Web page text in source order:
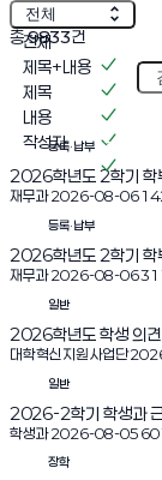
총9833건
전체
전체
제목+내용
제목
내용
작성자
게
등록·납부 진행중
2026학년도 2학기 학
재무과2026-08-06조
등록·납부
재무과2026-08-06조
일반
2026학년도 학생 의
대학혁신지원사업단
일반
2026-2학기 학생과 근
학생과2026-08-05 조
장학